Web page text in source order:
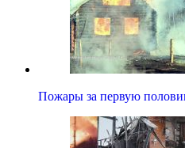
Пожары за первую